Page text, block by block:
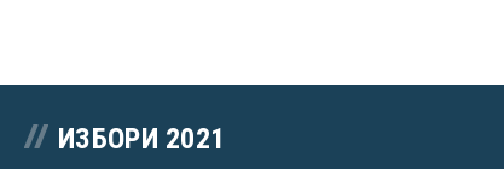
ИЗБОРИ 2021